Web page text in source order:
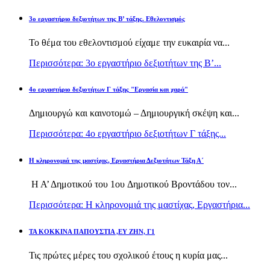
3ο εργαστήριο δεξιοτήτων της Β’ τάξης. Εθελοντισμός
Το θέμα του εθελοντισμού είχαμε την ευκαιρία να...
Περισσότερα: 3ο εργαστήριο δεξιοτήτων της Β’...
4ο εργαστήριο δεξιοτήτων Γ τάξης "Εργασία και χαρά"
Δημιουργώ και καινοτομώ – Δημιουργική σκέψη και...
Περισσότερα: 4ο εργαστήριο δεξιοτήτων Γ τάξης...
H κληρονομιά της μαστίχας, Εργαστήρια Δεξιοτήτων Τάξη Α΄
Η Α’ Δημοτικού του 1ου Δημοτικού Βροντάδου τον...
Περισσότερα: H κληρονομιά της μαστίχας, Εργαστήρια...
TA KOKKINA ΠΑΠΟΥΣΤΙΑ ,ΕΥ ΖΗΝ, Γ1
Τις πρώτες μέρες του σχολικού έτους η κυρία μας...